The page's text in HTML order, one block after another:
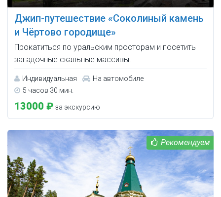
Джип-путешествие «Соколиный камень
и Чёртово городище»
Прокатиться по уральским просторам и посетить
загадочные скальные массивы.
Индивидуальная
На автомобиле
5 часов 30 мин.
13000 ₽ за экскурсию